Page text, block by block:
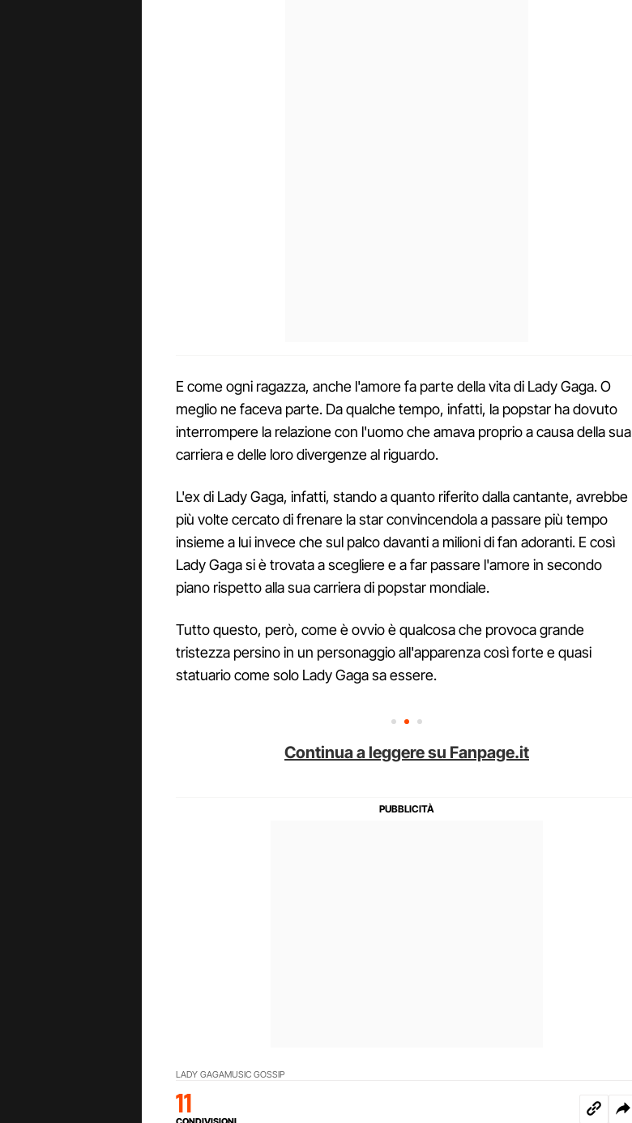
E come ogni ragazza, anche l'amore fa parte della vita di Lady Gaga. O
meglio ne faceva parte. Da qualche tempo, infatti, la popstar ha dovuto
interrompere la relazione con l'uomo che amava proprio a causa della sua
carriera e delle loro divergenze al riguardo.
L'ex di Lady Gaga, infatti, stando a quanto riferito dalla cantante, avrebbe
più volte cercato di frenare la star convincendola a passare più tempo
insieme a lui invece che sul palco davanti a milioni di fan adoranti. E così
Lady Gaga si è trovata a scegliere e a far passare l'amore in secondo
piano rispetto alla sua carriera di popstar mondiale.
Tutto questo, però, come è ovvio è qualcosa che provoca grande
tristezza persino in un personaggio all'apparenza così forte e quasi
statuario come solo Lady Gaga sa essere.
Continua a leggere su Fanpage.it
LADY GAGAMUSIC GOSSIP
11